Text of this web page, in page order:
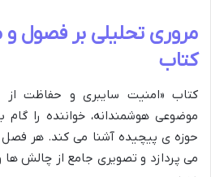
مروری تحلیلی بر فصول
کتاب
کتاب «امنیت سایبری و حفاظت از
موضوعی هوشمندانه، خواننده را گام
حوزه ی پیچیده آشنا می کند. هر
می پردازد و تصویری جامع از چالش ها